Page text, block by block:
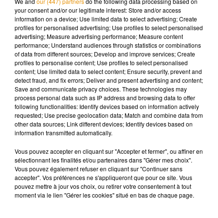
été menée jusqu’à présent.
Musique
7 août 2026
Madonna sort enfin le remix de « Love
Sensation » avec Kylie Minogue
7 août 2026
Angèle et Amélie Lens dévoilent leur
collaboration tant attendue
your consent and/or our legitimate interest: Store and/or access
information on a device; Use limited data to select advertising; Create
profiles for personalised advertising; Use profiles to select personalised
advertising; Measure advertising performance; Measure content
performance; Understand audiences through statistics or combinations
of data from different sources; Develop and improve services; Create
profiles to personalise content; Use profiles to select personalised
content; Use limited data to select content; Ensure security, prevent and
detect fraud, and fix errors; Deliver and present advertising and content;
Save and communicate privacy choices. These technologies may
process personal data such as IP address and browsing data to offer
following functionalities: Identify devices based on information actively
requested; Use precise geolocation data; Match and combine data from
other data sources; Link different devices; Identify devices based on
information transmitted automatically.
Vous pouvez accepter en cliquant sur "Accepter et fermer", ou affiner en
sélectionnant les finalités et/ou partenaires dans "Gérer mes choix".
Vous pouvez également refuser en cliquant sur "Continuer sans
accepter". Vos préférences ne s'appliqueront que pour ce site. Vous
pouvez mettre à jour vos choix, ou retirer votre consentement à tout
moment via le lien "Gérer les cookies" situé en bas de chaque page.